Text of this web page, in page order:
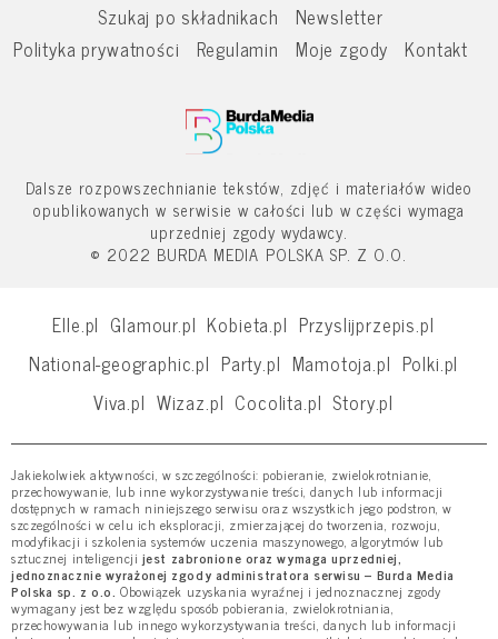
Szukaj po składnikach
Newsletter
Polityka prywatności
Regulamin Moje zgody Kontakt
Dalsze rozpowszechnianie tekstów, zdjęć i materiałów wideo
opublikowanych w serwisie w całości lub w części wymaga
uprzedniej zgody wydawcy.
© 2022 BURDA MEDIA POLSKA SP. Z O.O.
Elle.pl Glamour.pl Kobieta.pl Przyslijprzepis.pl
National-geographic.pl Party.pl Mamotoja.pl Polki.pl
Viva.pl Wizaz.pl Cocolita.pl Story.pl
Jakiekolwiek aktywności, w szczególności: pobieranie, zwielokrotnianie,
przechowywanie, lub inne wykorzystywanie treści, danych lub informacji
dostępnych w ramach niniejszego serwisu oraz wszystkich jego podstron, w
szczególności w celu ich eksploracji, zmierzającej do tworzenia, rozwoju,
modyfikacji i szkolenia systemów uczenia maszynowego, algorytmów lub
sztucznej inteligencji jest zabronione oraz wymaga uprzedniej,
jednoznacznie wyrażonej zgody administratora serwisu – Burda Media
Polska sp. z o.o. Obowiązek uzyskania wyraźnej i jednoznacznej zgody
wymagany jest bez względu sposób pobierania, zwielokrotniania,
przechowywania lub innego wykorzystywania treści, danych lub informacji